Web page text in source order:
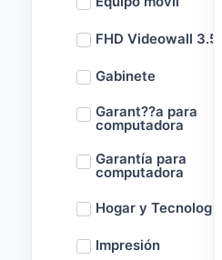
FHD Videowall 3.5m
Gabinete
Garant??a para
computadora
Garantía para
computadora
Hogar y Tecnología
Impresión